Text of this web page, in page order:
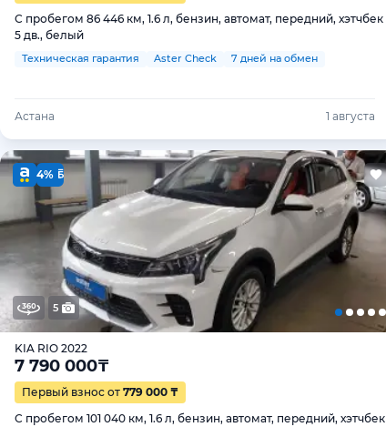
С пробегом 86 446 км, 1.6 л, бензин, автомат, передний, хэтчбек
5 дв., белый
Техническая гарантия Aster Check 7 дней на обмен
Астана 1 августа
4%
5
KIA RIO 2022
7 790 000₸
Первый взнос от 779 000 ₸
С пробегом 101 040 км, 1.6 л, бензин, автомат, передний, хэтчбек